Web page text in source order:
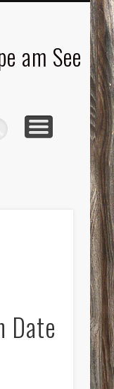
am See
Date